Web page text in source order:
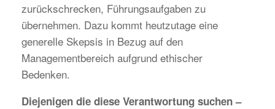
zurückschrecken, Führungsaufgaben zu
übernehmen. Dazu kommt heutzutage eine
generelle Skepsis in Bezug auf den
Managementbereich aufgrund ethischer
Bedenken.
Diejenigen die diese Verantwortung suchen –